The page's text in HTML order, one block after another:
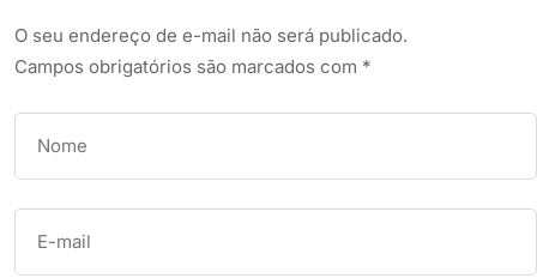
O seu endereço de e-mail não será publicado.
Campos obrigatórios são marcados com *